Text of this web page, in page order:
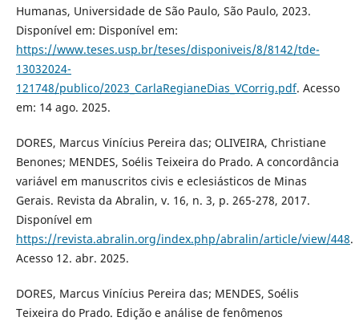
Humanas, Universidade de São Paulo, São Paulo, 2023.
Disponível em: Disponível em:
https://www.teses.usp.br/teses/disponiveis/8/8142/tde-
13032024-
121748/publico/2023_CarlaRegianeDias_VCorrig.pdf. Acesso
em: 14 ago. 2025.
DORES, Marcus Vinícius Pereira das; OLIVEIRA, Christiane
Benones; MENDES, Soélis Teixeira do Prado. A concordância
variável em manuscritos civis e eclesiásticos de Minas
Gerais. Revista da Abralin, v. 16, n. 3, p. 265-278, 2017.
Disponível em
https://revista.abralin.org/index.php/abralin/article/view/448.
Acesso 12. abr. 2025.
DORES, Marcus Vinícius Pereira das; MENDES, Soélis
Teixeira do Prado. Edição e análise de fenômenos